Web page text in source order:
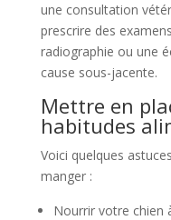
une consultation
prescrire des
radiographie ou une
cause sous-jacente.
Mettre en
habitudes
Voici quelques
manger :
Nourrir votre chien